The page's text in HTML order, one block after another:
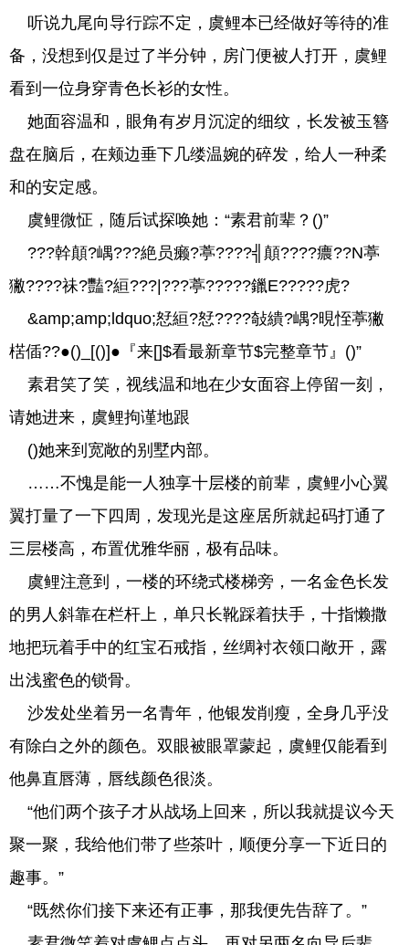
听说九尾向导行踪不定，虞鲤本已经做好等待的准
备，没想到仅是过了半分钟，房门便被人打开，虞鲤
看到一位身穿青色长衫的女性。
她面容温和，眼角有岁月沉淀的细纹，长发被玉簪
盘在脑后，在颊边垂下几缕温婉的碎发，给人一种柔
和的安定感。
虞鲤微怔，随后试探唤她：“素君前辈？()”
???幹顛?嵎???絶员癞?葶????╣顛????癑??N葶
獙????祙?豔?絙???|???葶?????鑞E?????虎?
&amp;amp;ldquo;恏絙?恏????敧繢?嵎?晛恎葶獙
楛偛??●()_[()]●『来[]$看最新章节$完整章节』()”
素君笑了笑，视线温和地在少女面容上停留一刻，
请她进来，虞鲤拘谨地跟
()她来到宽敞的别墅内部。
……不愧是能一人独享十层楼的前辈，虞鲤小心翼
翼打量了一下四周，发现光是这座居所就起码打通了
三层楼高，布置优雅华丽，极有品味。
虞鲤注意到，一楼的环绕式楼梯旁，一名金色长发
的男人斜靠在栏杆上，单只长靴踩着扶手，十指懒撒
地把玩着手中的红宝石戒指，丝绸衬衣领口敞开，露
出浅蜜色的锁骨。
沙发处坐着另一名青年，他银发削瘦，全身几乎没
有除白之外的颜色。双眼被眼罩蒙起，虞鲤仅能看到
他鼻直唇薄，唇线颜色很淡。
“他们两个孩子才从战场上回来，所以我就提议今天
聚一聚，我给他们带了些茶叶，顺便分享一下近日的
趣事。”
“既然你们接下来还有正事，那我便先告辞了。”